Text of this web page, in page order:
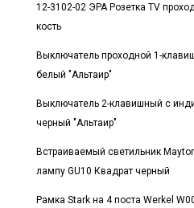
12-3102-02 ЭРА Розетка TV
кость
Выключатель проходной 1-
белый "Альтаир"
Выключатель 2-клавишный с
черный "Альтаир"
Встраиваемый светильник
лампу GU10 Квадрат черный
Рамка Stark на 4 поста Werkel